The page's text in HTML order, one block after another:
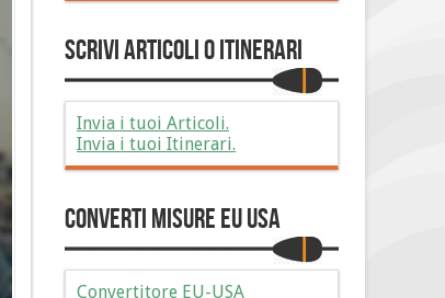
Scrivi Articoli o Itinerari
Invia i tuoi Articoli.
Invia i tuoi Itinerari.
Converti Misure EU USA
Convertitore EU-USA